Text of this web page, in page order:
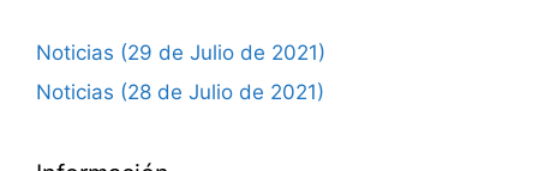
Noticias (29 de Julio de 2021)
Noticias (28 de Julio de 2021)